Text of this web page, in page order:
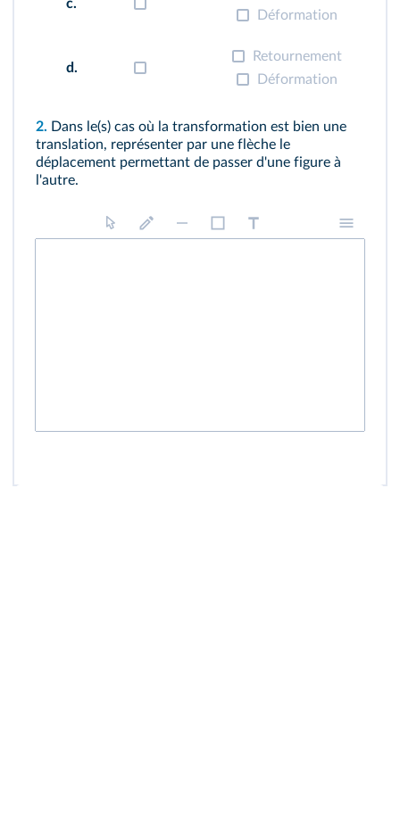
c.
Déformation
d.
Retournement
Déformation
2. Dans le(s) cas où la transformation est bien une
translation, représenter par une flèche le
déplacement permettant de passer d'une figure à
l'autre.